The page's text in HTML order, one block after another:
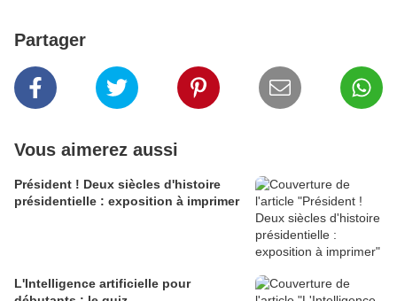
Partager
Vous aimerez aussi
Président ! Deux siècles d'histoire
présidentielle : exposition à imprimer
L'Intelligence artificielle pour